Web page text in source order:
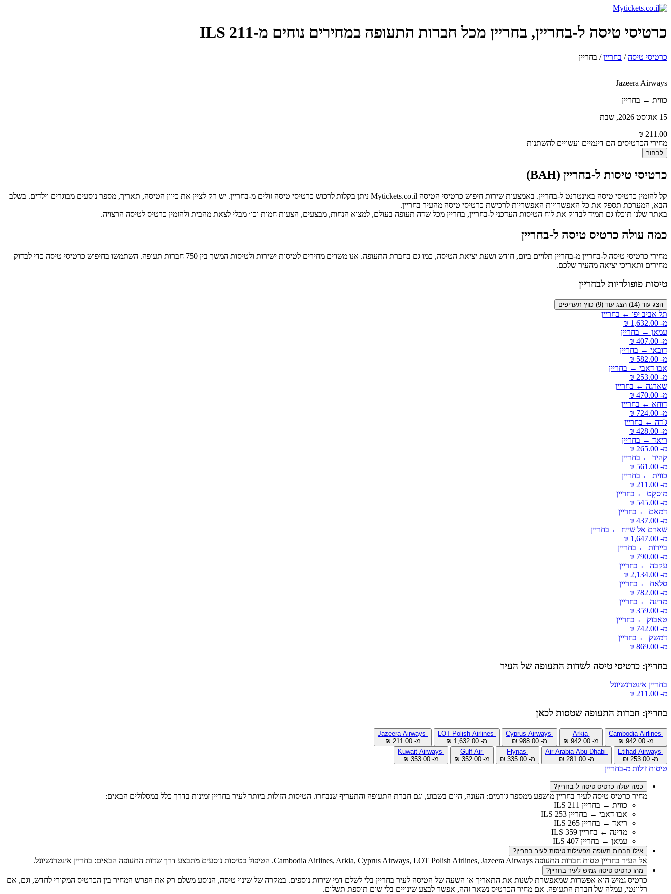
כרטיסי טיסה ל-בחריין, בחריין מכל חברות התעופה במחירים נוחים מ-211 ILS
כרטיסי טיסה/ בחריין/ בחריין
Jazeera Airways
כווית ← בחריין
15 אוגוסט 2026, שבת
מחירי הכרטיסים הם דינמיים ועשויים להשתנות
לבחור
כרטיסי טיסות ל-בחריין (BAH)
קל להזמין כרטיסי טיסה באינטרנט ל-בחריין. באמצעות שירות חיפוש כרטיסי הטיסה Mytickets.co.il ניתן בקלות לרכוש כרטיסי טיסה זולים מ-בחריין. יש רק לציין את כיוון הטיסה, תאריך, מספר נוסעים מבוגרים וילדים. בשלב
הבא, המערכת תספק את כל האפשרויות האפשריות לרכישת כרטיסי טיסה מהעיר בחריין.
באתר שלנו תוכלו גם תמיד לבדוק את לוח הטיסות העדכני ל-בחריין, בחריין מכל שדה תעופה בעולם, למצוא הנחות, מבצעים, הצעות חמות וכו׳ מבלי לצאת מהבית ולהזמין כרטיס לטיסה הרצויה.
כמה עולה כרטיס טיסה ל-בחריין
מחירי כרטיסי טיסה ל-בחריין מ-בחריין תלויים ביום, חודש ושעת יציאת הטיסה, כמו גם בחברת התעופה. אנו משווים מחירים לטיסות ישירות ולטיסות המשך בין 750 חברות תעופה. השתמשו בחיפוש כרטיסי טיסה כדי לבדוק
מחירים ותאריכי יציאה מהעיר שלכם.
טיסות פופולריות לבחריין
הצג עוד (14) הצג עוד (9) כווץ תעריפים
תל אביב יפו ← בחריין
מ- ‏1,632.00 ‏₪
עמאן ← בחריין
מ- ‏407.00 ‏₪
דובאי ← בחריין
מ- ‏582.00 ‏₪
אבו דאבי ← בחריין
מ- ‏253.00 ‏₪
שארגה ← בחריין
מ- ‏470.00 ‏₪
דוחא ← בחריין
מ- ‏724.00 ‏₪
ג'דה ← בחריין
מ- ‏428.00 ‏₪
ריאד ← בחריין
מ- ‏265.00 ‏₪
קהיר ← בחריין
מ- ‏561.00 ‏₪
כווית ← בחריין
מ- ‏211.00 ‏₪
מוּסקָט ← בחריין
מ- ‏545.00 ‏₪
דמאם ← בחריין
מ- ‏437.00 ‏₪
שארם אל שייח ← בחריין
מ- ‏1,647.00 ‏₪
ביירות ← בחריין
מ- ‏790.00 ‏₪
עקבה ← בחריין
מ- ‏2,134.00 ‏₪
סלאח ← בחריין
מ- ‏782.00 ‏₪
מדינה ← בחריין
מ- ‏359.00 ‏₪
טאבוק ← בחריין
מ- ‏742.00 ‏₪
דמשק ← בחריין
מ- ‏869.00 ‏₪
בחריין: כרטיסי טיסה לשדות התעופה של העיר
בחריין אינטרנשיונל
מ- ‏211.00 ‏₪
בחריין: חברות התעופה שטסות לכאן
מ- ‏942.00 ‏₪
Arkia
מ- ‏942.00 ‏₪
מ- ‏988.00 ‏₪
מ- ‏1,632.00 ‏₪
מ- ‏211.00 ‏₪
מ- ‏253.00 ‏₪
מ- ‏281.00 ‏₪
מ- ‏335.00 ‏₪
Gulf Air
מ- ‏352.00 ‏₪
מ- ‏353.00 ‏₪
טיסות זולות מ-בחריין
כמה עולה כרטיס טיסה ל-בחריין?
מחיר כרטיס טיסה לעיר בחריין מושפע ממספר גורמים: העונה, היום בשבוע, וגם חברת התעופה והתעריף שנבחרו. הטיסות הזולות ביותר לעיר בחריין זמינות בדרך כלל במסלולים הבאים:
כווית ← בחריין 211 ILS
אבו דאבי ← בחריין 253 ILS
ריאד ← בחריין 265 ILS
מדינה ← בחריין 359 ILS
עמאן ← בחריין 407 ILS
אילו חברות תעופה מפעילות טיסות לעיר בחריין?
אל העיר בחריין טסות חברות התעופה Cambodia Airlines, Arkia, Cyprus Airways, LOT Polish Airlines, Jazeera Airways. הטיפול בטיסות נוסעים מתבצע דרך שדות התעופה הבאים: בחריין אינטרנשיונל.
מהו כרטיס טיסה גמיש לעיר בחריין?
כרטיס גמיש הוא אפשרות שמאפשרת לשנות את התאריך או השעה של הטיסה לעיר בחריין בלי לשלם דמי שירות נוספים. במקרה של שינוי טיסה, הנוסע משלם רק את הפרש המחיר בין הכרטיס המקורי לחדש, וגם, אם
רלוונטי, עמלה של חברת התעופה. אם מחיר הכרטיס נשאר זהה, אפשר לבצע שינויים בלי שום תוספת תשלום.